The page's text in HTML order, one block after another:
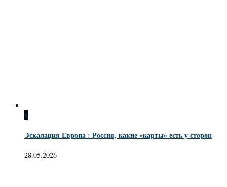
5
Эскалация Европа : Россия, какие «карты» есть у сторон
28.05.2026